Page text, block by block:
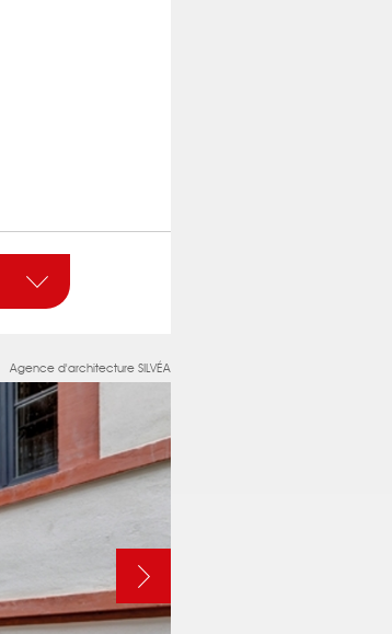
Agence d'architecture SILVÉA